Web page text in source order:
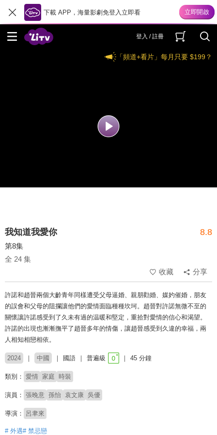
下載 APP，海量影劇免登入立即看
登入 / 註冊
「頻道+看片」每月只要 $199？
我知道我愛你 8.8
第8集
全 24 集
收藏
分享
許諾和趙晉兩個大齡青年同樣遭受父母逼婚、親朋勸婚、媒妁催婚，朋友
的誤會和父母的阻攔讓他們的愛情面臨種種坎坷。趙晉對許諾無微不至的
關懷讓許諾感受到了久未有過的温暖和堅定，重拾對愛情的信心和渴望。
許諾的出現也漸漸撫平了趙晉多年的情傷，讓趙晉感受到久違的幸福，兩
人相知相戀相依。
2024 中國 國語 普遍級 45 分鐘
類別： 愛情 家庭 時裝
演員： 張晚意 孫怡 袁文康 吳優
導演： 呂聿來
# 外遇# 禁忌戀